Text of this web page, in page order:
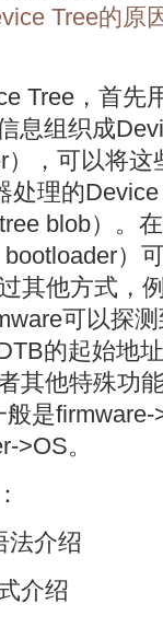
Tree的原
Tree，首先
息组织成
，可以将
处理的
blob）。
）
其他方式，
可以探
的起始地
其他特殊功
是
>OS。
法介绍
介绍